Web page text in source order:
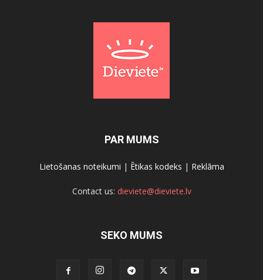
PAR MUMS
Lietošanas noteikumi | Ētikas kodeks | Reklāma
Contact us: dieviete@dieviete.lv
SEKO MUMS